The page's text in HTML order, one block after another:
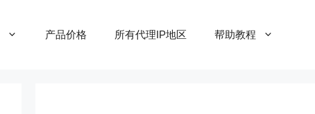
产品价格 所有代理IP地区 帮助教程